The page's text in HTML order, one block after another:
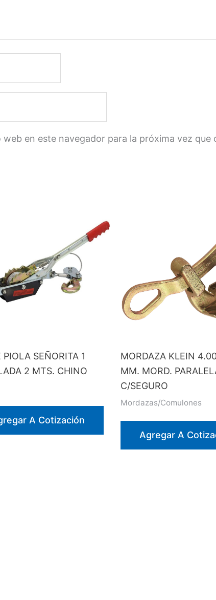
en este navegador para la próxima vez que
PIOLA SEÑORITA 1
2 MTS. CHINO
A Cotización
MORDAZA KLEIN
MM. MORD.
C/SEGURO
Mordazas/Comulones
Agregar A